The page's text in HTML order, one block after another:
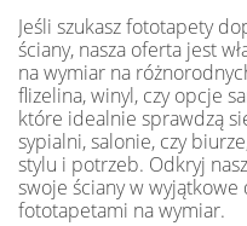
Jeśli szukasz fototapety
ściany, nasza oferta jest
na wymiar na
flizelina, winyl, czy opcje
które idealnie sprawdzą
sypialni, salonie, czy
stylu i potrzeb. Odkryj
swoje ściany w wyjątkowe
fototapetami na wymiar.